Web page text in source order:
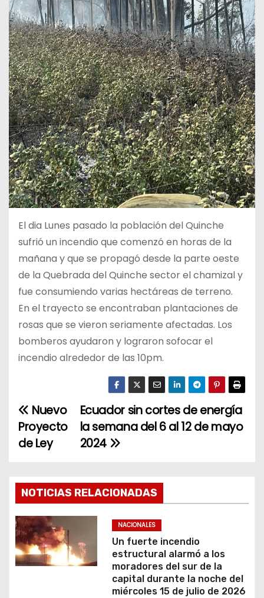
El dia Lunes pasado la población del Quinche
sufrió un incendio que comenzó en horas de la
mañana y que se propagó desde la parte oeste
de la Quebrada del Quinche sector el chamizal y
fue consumiendo varias hectáreas de terreno.
En el trayecto se encontraban plantaciones de
rosas que se vieron seriamente afectadas. Los
bomberos ayudaron y lograron sofocar el
incendio alrededor de las 10pm.
N
a
e
g
a
c
Ecuador sin cortes de energía
la semana del 6 al 12 de mayo
2024
Nuevo
Proyecto
de Ley
NOTICIAS RELACIONADAS
NACIONALES
Un fuerte incendio
estructural alarmó a los
moradores del sur de la
capital durante la noche del
miércoles 15 de julio de 2026